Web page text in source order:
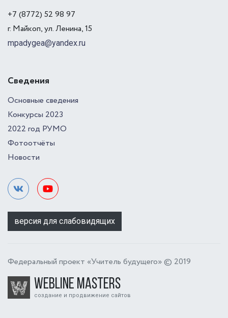
+7 (8772) 52 98 97
г. Майкоп, ул. Ленина, 15
mpadygea@yandex.ru
Сведения
Основные сведения
Конкурсы 2023
2022 год РУМО
Фотоотчёты
Новости
версия для слабовидящих
Федеральный проект «Учитель будущего» © 2019
Webline Masters
создание и продвижение сайтов